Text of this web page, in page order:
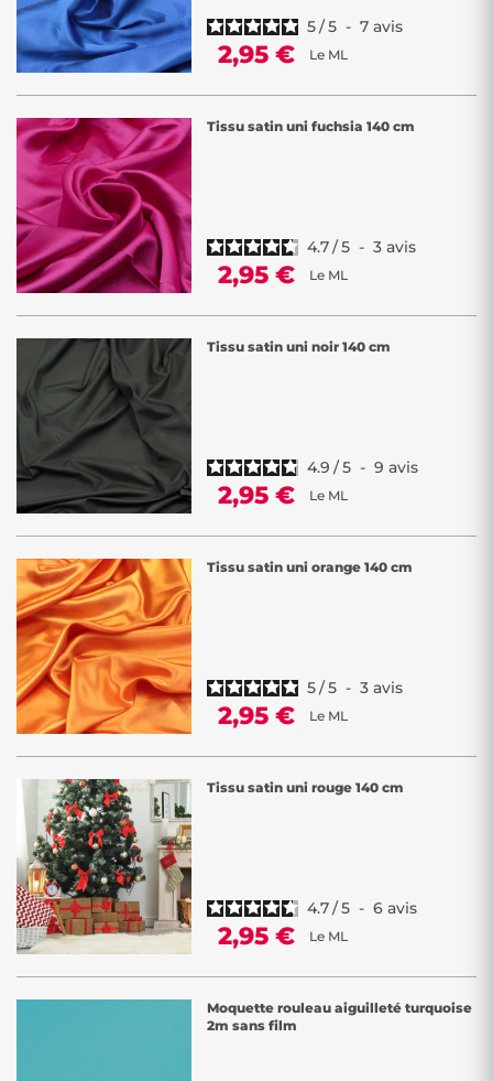
5/5 - 7 avis
2,95 € Le ML
Tissu satin uni fuchsia 140 cm
4.7/5 - 3 avis
2,95 € Le ML
Tissu satin uni noir 140 cm
4.9 /5 - 9 avis
2,95 € Le ML
Tissu satin uni orange 140 cm
5/5 - 3 avis
2,95 € Le ML
Tissu satin uni rouge 140 cm
4.7/5 - 6 avis
2,95 € Le ML
Moquette rouleau aiguilleté turquoise
2m sans film